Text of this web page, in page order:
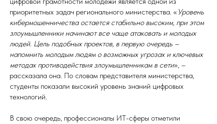
приоритетных задач регионального министерства. «Уровень
кибермошенничества остается стабильно высоким, при этом
злоумышленники начинают все чаще атаковать и молодых
людей. Цель подобных проектов, в первую очередь –
напомнить молодым людям о возможных угрозах и ключевых
методах противодействия злоумышленникам в сети», –
рассказала она. По словам представителя министерства,
студенты показали высокий уровень знаний цифровых
технологий.
В свою очередь, профессионалы ИТ-сферы отметили